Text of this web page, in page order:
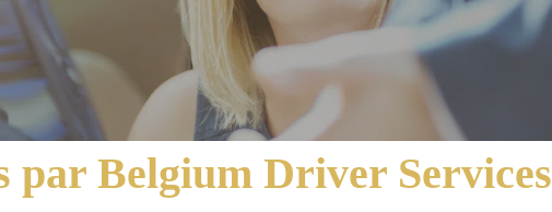
Belgium Driver Services